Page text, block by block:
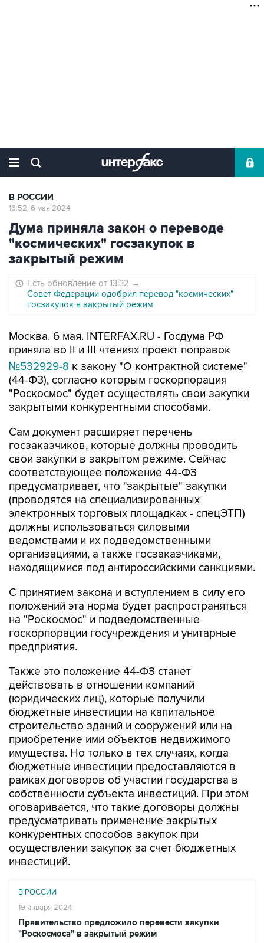
В РОССИИ
16:52, 6 мая 2024
Дума приняла закон о переводе
"космических" госзакупок в
закрытый режим
Есть обновление от 13:32 →
Совет Федерации одобрил перевод "космических"
госзакупок в закрытый режим
Москва. 6 мая. INTERFAX.RU - Госдума РФ
приняла во II и III чтениях проект поправок
№532929-8 к закону "О контрактной системе"
(44-ФЗ), согласно которым госкорпорация
"Роскосмос" будет осуществлять свои закупки
закрытыми конкурентными способами.
Сам документ расширяет перечень
госзаказчиков, которые должны проводить
свои закупки в закрытом режиме. Сейчас
соответствующее положение 44-ФЗ
предусматривает, что "закрытые" закупки
(проводятся на специализированных
электронных торговых площадках - спецЭТП)
должны использоваться силовыми
ведомствами и их подведомственными
организациями, а также госзаказчиками,
находящимися под антироссийскими санкциями.
С принятием закона и вступлением в силу его
положений эта норма будет распространяться
на "Роскосмос" и подведомственные
госкорпорации госучреждения и унитарные
предприятия.
Также это положение 44-ФЗ станет
действовать в отношении компаний
(юридических лиц), которые получили
бюджетные инвестиции на капитальное
строительство зданий и сооружений или на
приобретение ими объектов недвижимого
имущества. Но только в тех случаях, когда
бюджетные инвестиции предоставляются в
рамках договоров об участии государства в
собственности субъекта инвестиций. При этом
оговаривается, что такие договоры должны
предусматривать применение закрытых
конкурентных способов закупок при
осуществлении закупок за счет бюджетных
инвестиций.
В РОССИИ
19 января 2024
Правительство предложило перевести закупки
"Роскосмоса" в закрытый режим